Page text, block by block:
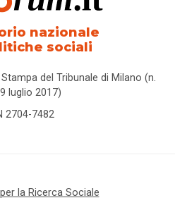
nazionale
sociali
del Tribunale di Milano (n.
luglio 2017)
2704-7482
la Ricerca Sociale